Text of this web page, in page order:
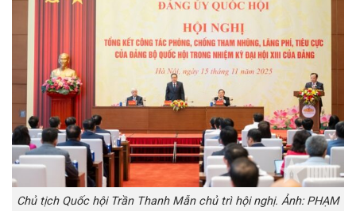
Chủ tịch Quốc hội Trần Thanh Mẫn chủ trì hội nghị. Ảnh: PHẠM